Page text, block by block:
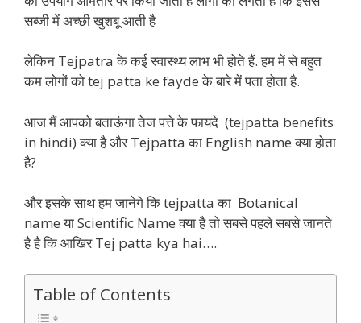
सब्जी में अच्छी खुशबू आती है
लेकिन Tejpatra के कई स्वास्थ्य लाभ भी होते हैं. हम में से बहुत
कम लोगों को tej patta ke fayde के बारे में पता होता है.
आज मैं आपको बताऊंगा तेज पत्ते के फायदे (tejpatta benefits
in hindi) क्या है और Tejpatta का English name क्या होता
है?
और इसके साथ हम जानेगे कि tejpatta का Botanical
name या Scientific Name क्या है तो सबसे पहले सबसे जानते
है है कि आखिर Tej patta kya hai….
Table of Contents